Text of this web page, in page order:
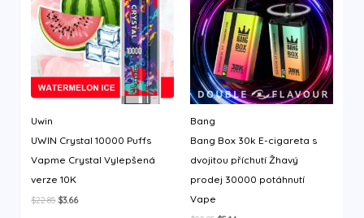
Uwin
UWIN Crystal 10000 Puffs
Vapme Crystal Vylepšená
verze 10K
$22.85Původní
$3.66Aktuální
Bang
Bang Box 30k E-cigareta s
dvojitou příchutí Žhavý
prodej 30000 potáhnutí
Vape